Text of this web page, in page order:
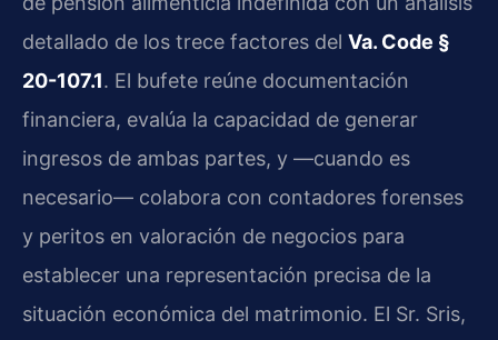
detallado de los trece factores del Va. Code §
20-107.1. El bufete reúne documentación
financiera, evalúa la capacidad de generar
ingresos de ambas partes, y —cuando es
necesario— colabora con contadores forenses
y peritos en valoración de negocios para
establecer una representación precisa de la
situación económica del matrimonio. El Sr. Sris,